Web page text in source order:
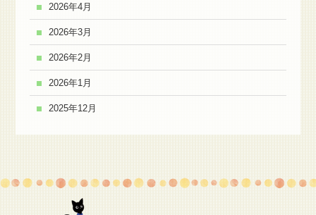
2026年4月
2026年3月
2026年2月
2026年1月
2025年12月